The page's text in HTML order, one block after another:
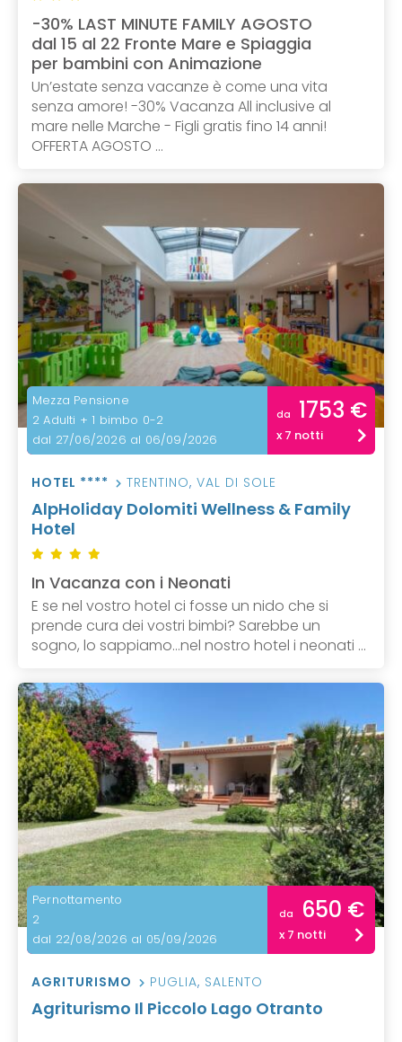
-30% LAST MINUTE FAMILY AGOSTO
dal 15 al 22 Fronte Mare e Spiaggia
per bambini con Animazione
Un’estate senza vacanze è come una vita
senza amore! -30% Vacanza All inclusive al
mare nelle Marche - Figli gratis fino 14 anni!
OFFERTA AGOSTO ...
Mezza Pensione
2 Adulti + 1 bimbo 0-2
dal 27/06/2026 al 06/09/2026
da 1753 €
x 7 notti
HOTEL **** TRENTINO, VAL DI SOLE
AlpHoliday Dolomiti Wellness & Family
Hotel
In Vacanza con i Neonati
E se nel vostro hotel ci fosse un nido che si
prende cura dei vostri bimbi? Sarebbe un
sogno, lo sappiamo...nel nostro hotel i neonati ...
Pernottamento
2
dal 22/08/2026 al 05/09/2026
da 650 €
x 7 notti
AGRITURISMO PUGLIA, SALENTO
Agriturismo Il Piccolo Lago Otranto